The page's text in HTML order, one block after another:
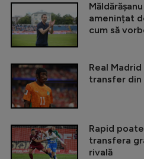
amenințat
cum să
Real
transfer din
Rapid
transfera
rivală